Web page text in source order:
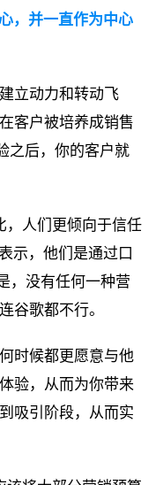
，并一直作为中心
立动力和转动飞
客户被培养成销售
之后，你的客户就
，人们更倾向于信任
示，他们是通过口
，没有任何一种营
谷歌都不行。
时候都更愿意与他
验，从而为你带来
吸引阶段，从而实